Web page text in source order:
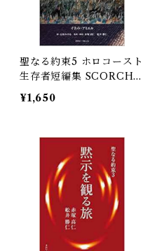
聖なる約束5 ホロコースト
生存者短編集 SCORCHE
D 焦がされた世代
¥1,650